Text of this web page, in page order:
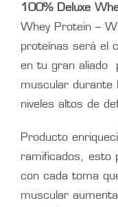
100% Deluxe
Whey Protein –
proteínas será el
en tu gran aliado
muscular durante
niveles altos de
Producto
ramificados, esto
con cada toma
muscular